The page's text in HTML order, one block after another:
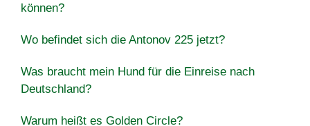
können?
Wo befindet sich die Antonov 225 jetzt?
Was braucht mein Hund für die Einreise nach
Deutschland?
Warum heißt es Golden Circle?